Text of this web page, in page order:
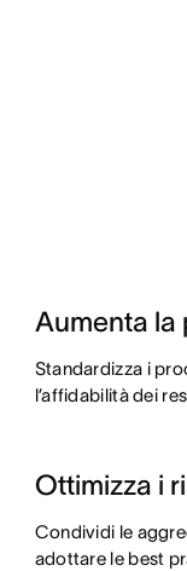
Aumenta la
Standardizza i
l’affidabilità dei
Ottimizza i
Condividi le
adottare le best